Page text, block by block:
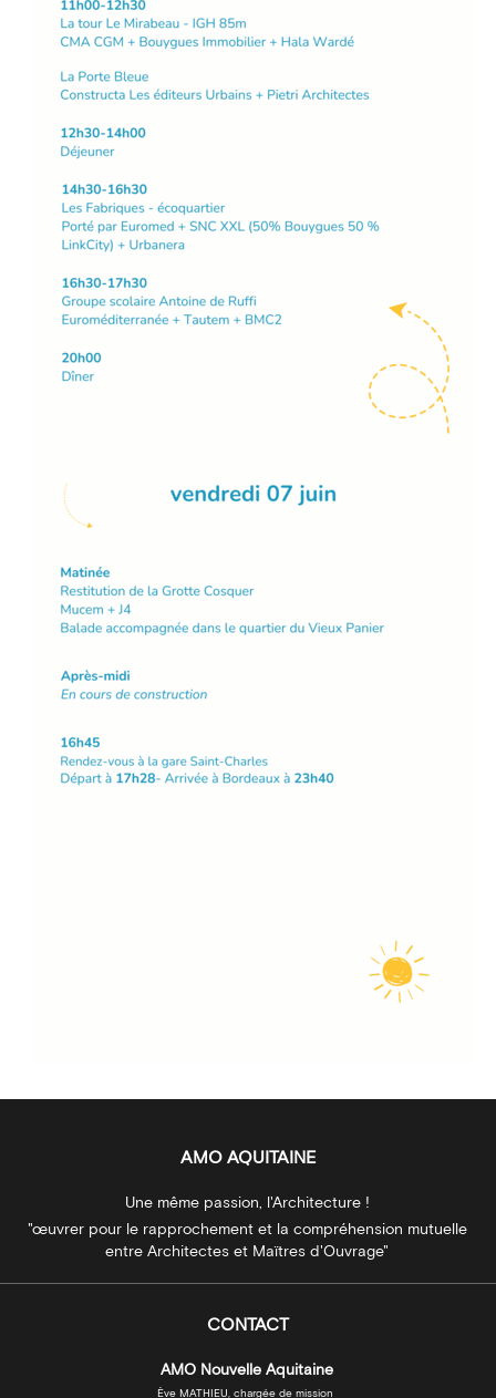
AMO AQUITAINE
Une même passion, l'Architecture !
"œuvrer pour le rapprochement et la compréhension mutuelle
entre Architectes et Maïtres d'Ouvrage"
CONTACT
AMO Nouvelle Aquitaine
Ève MATHIEU, chargée de mission